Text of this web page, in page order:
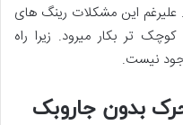
علیرغم این مشکلات رینگ های
تر بکار میرود. زیرا راه
نیست.
بدون جاروبک